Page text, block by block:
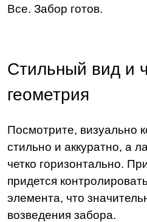
Все. Забор готов.
Стильный вид и
геометрия
Посмотрите, визуально
стильно и аккуратно, а
четко горизонтально.
придется
элемента, что
возведения забора.